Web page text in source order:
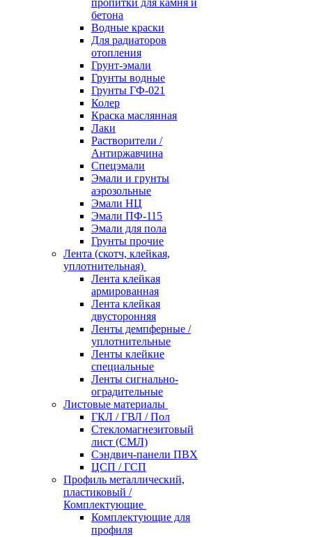
пропитки для камня и
бетона
Водные краски
Для радиаторов
отопления
Грунт-эмали
Грунты водные
Грунты ГФ-021
Колер
Краска маслянная
Лаки
Растворители /
Антиржавчина
Спецэмали
Эмали и грунты
аэрозольные
Эмали НЦ
Эмали ПФ-115
Эмали для пола
Грунты прочие
Лента (скотч, клейкая,
уплотнительная)
Лента клейкая
армированная
Лента клейкая
двусторонняя
Ленты демпферные /
уплотнительные
Ленты клейкие
специальные
Ленты сигнально-
оградительные
Листовые материалы
ГКЛ / ГВЛ / Пол
Стекломагнезитовый
лист (СМЛ)
Сэндвич-панели ПВХ
ЦСП / ГСП
Профиль металлический,
пластиковый /
Комплектующие
Комплектующие для
профиля